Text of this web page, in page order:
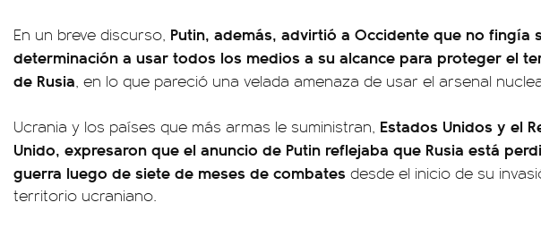
En un breve discurso, Putin, además, advirtió a Occidente que no fingía
determinación a usar todos los medios a su alcance para proteger el
de Rusia, en lo que pareció una velada amenaza de usar el arsenal
Ucrania y los países que más armas le suministran, Estados Unidos y el
Unido, expresaron que el anuncio de Putin reflejaba que Rusia está
guerra luego de siete de meses de combates desde el inicio de su
territorio ucraniano.